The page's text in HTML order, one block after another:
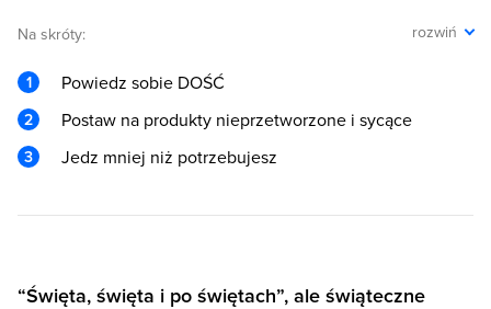
Na skróty: rozwiń
Powiedz sobie DOŚĆ
Postaw na produkty nieprzetworzone i sycące
Jedz mniej niż potrzebujesz
“Święta, święta i po świętach”, ale świąteczne